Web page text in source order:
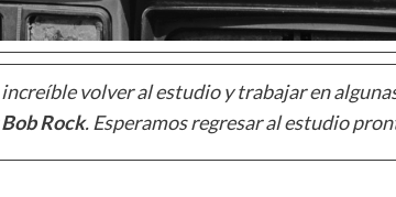
increíble volver al estudio y trabajar en
Bob Rock. Esperamos regresar al estudio